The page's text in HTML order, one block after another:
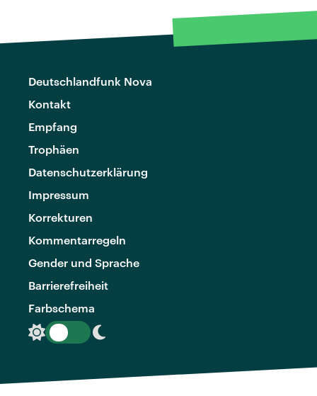
Deutschlandfunk Nova
Kontakt
Empfang
Trophäen
Datenschutzerklärung
Impressum
Korrekturen
Kommentarregeln
Gender und Sprache
Barrierefreiheit
Farbschema